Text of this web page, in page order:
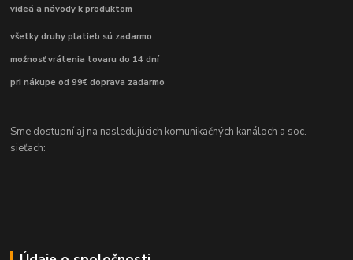
videá a návody k produktom
všetky druhy platieb sú zadarmo
možnosť vrátenia tovaru do 14 dní
pri nákupe od 99€ doprava zadarmo
Sme dostupní aj na nasledujúcich komunikačných kanáloch a soc.
sieťach: